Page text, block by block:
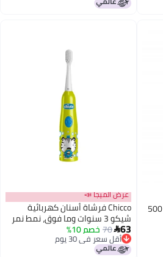
الحساسة، خالٍ من العطور، 0+، 500
عرض الميجا 📣
Chicco فرشاة أسنان كهربائية
شيكو 3 سنوات وما فوق، نمط نمر
63
70 خصم 10%
أقل سعر في 30 يوم
أقل سعر في 30 يوم